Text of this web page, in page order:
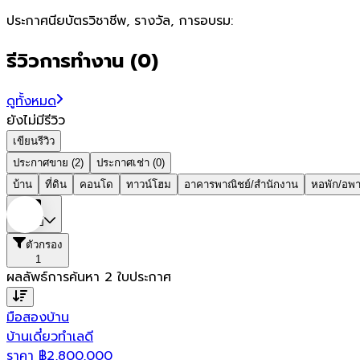
ประกาศนียบัตรวิชาชีพ, รางวัล, การอบรม:
รีวิวการทำงาน (0)
ดูทั้งหมด
ยังไม่มีรีวิว
เขียนรีวิว
ประกาศขาย (2)
ประกาศเช่า (0)
บ้าน
ที่ดิน คอนโด ทาวน์โฮม อาคารพาณิชย์/สำนักงาน หอพัก/อพ
บุรีรัมย์
ตัวกรอง
1
ผลลัพธ์การค้นหา 2 ใบประกาศ
มือสองบ้าน
บ้านเดี๋ยวทำเลดี
ราคา ฿2,800,000